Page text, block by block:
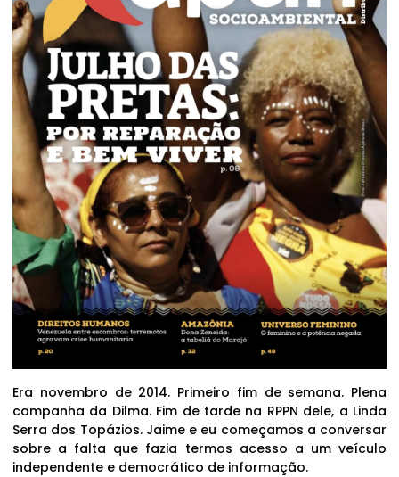
Era novembro de 2014. Primeiro fim de semana. Plena
campanha da Dilma. Fim de tarde na RPPN dele, a Linda
Serra dos Topázios. Jaime e eu começamos a conversar
sobre a falta que fazia termos acesso a um veículo
independente e democrático de informação.